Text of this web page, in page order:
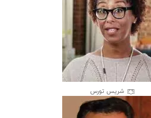
شریس تورس